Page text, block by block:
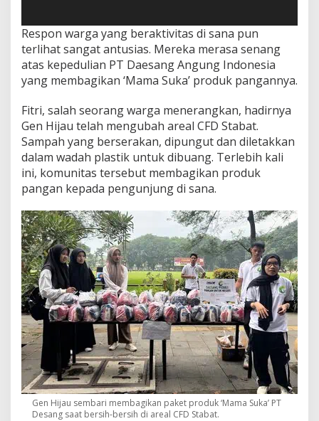
Respon warga yang beraktivitas di sana pun
terlihat sangat antusias. Mereka merasa senang
atas kepedulian PT Daesang Angung Indonesia
yang membagikan ‘Mama Suka’ produk pangannya.
Fitri, salah seorang warga menerangkan, hadirnya
Gen Hijau telah mengubah areal CFD Stabat.
Sampah yang berserakan, dipungut dan diletakkan
dalam wadah plastik untuk dibuang. Terlebih kali
ini, komunitas tersebut membagikan produk
pangan kepada pengunjung di sana.
Gen Hijau sembari membagikan paket produk ‘Mama Suka’ PT
Desang saat bersih-bersih di areal CFD Stabat.